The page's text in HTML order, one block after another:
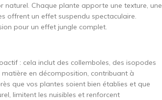
naturel. Chaque plante apporte une texture, une
offrent un effet suspendu spectaculaire.
pour un effet jungle complet.
: cela inclut des collemboles, des isopodes
matière en décomposition, contribuant à
que vos plantes soient bien établies et que
limitent les nuisibles et renforcent